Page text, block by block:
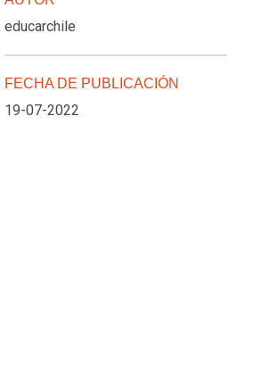
educarchile
FECHA DE PUBLICACIÓN
19-07-2022